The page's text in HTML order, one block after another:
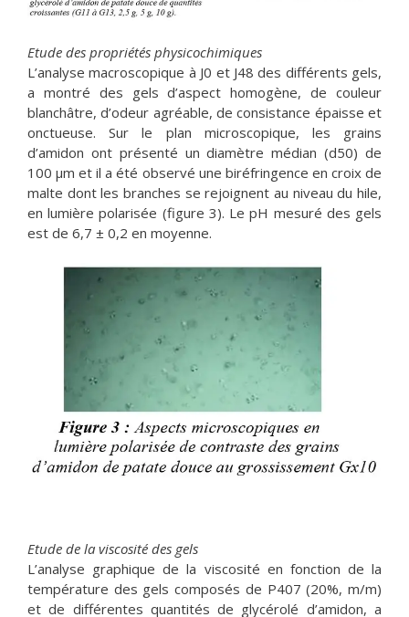
Etude des propriétés physicochimiques
L’analyse macroscopique à J0 et J48 des différents gels,
a montré des gels d’aspect homogène, de couleur
blanchâtre, d’odeur agréable, de consistance épaisse et
onctueuse. Sur le plan microscopique, les grains
d’amidon ont présenté un diamètre médian (d50) de
100 μm et il a été observé une biréfringence en croix de
malte dont les branches se rejoignent au niveau du hile,
en lumière polarisée (figure 3). Le pH mesuré des gels
est de 6,7 ± 0,2 en moyenne.
Etude de la viscosité des gels
L’analyse graphique de la viscosité en fonction de la
température des gels composés de P407 (20%, m/m)
et de différentes quantités de glycérolé d’amidon, a